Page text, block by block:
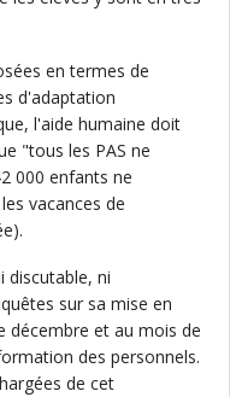
en termes de
d'adaptation
l'aide humaine doit
"tous les PAS ne
000 enfants ne
vacances de
discutable, ni
sur sa mise en
décembre et au mois de
des personnels.
de cet